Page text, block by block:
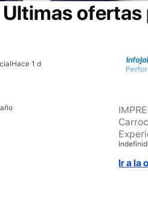
Ultimas
Hace 1 d
Ir a la